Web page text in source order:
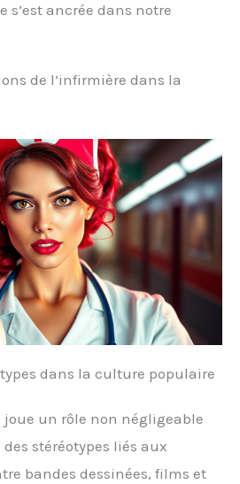
ancrée dans notre
de l’infirmière dans la
dans la culture populaire
un rôle non négligeable
stéréotypes liés aux
bandes dessinées, films et